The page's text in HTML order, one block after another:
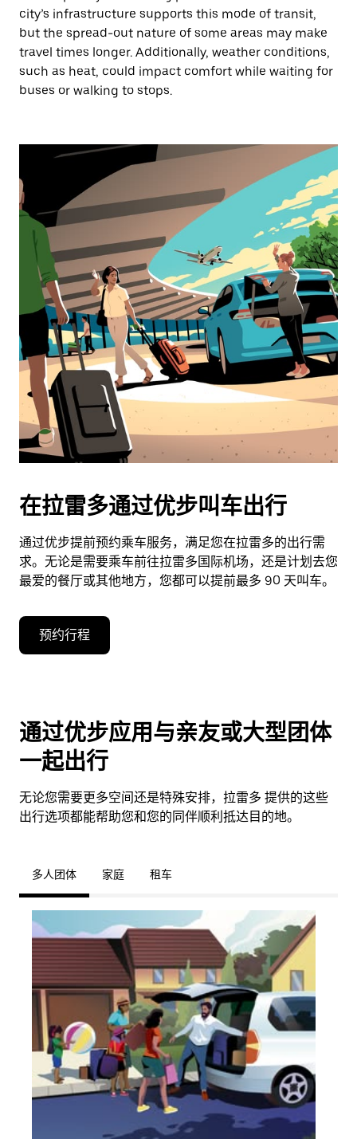
city’s infrastructure supports this mode of transit,
but the spread-out nature of some areas may make
travel times longer. Additionally, weather conditions,
such as heat, could impact comfort while waiting for
buses or walking to stops.
在拉雷多通过优步叫车出行
通过优步提前预约乘车服务，满足您在拉雷多的出行需
求。无论是需要乘车前往拉雷多国际机场，还是计划去您
最爱的餐厅或其他地方，您都可以提前最多 90 天叫车。
预约行程
通过优步应用与亲友或大型团体
一起出行
无论您需要更多空间还是特殊安排，拉雷多 提供的这些
出行选项都能帮助您和您的同伴顺利抵达目的地。
多人团体 家庭 租车